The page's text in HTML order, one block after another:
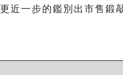
近一步的鑑別出市售鍛